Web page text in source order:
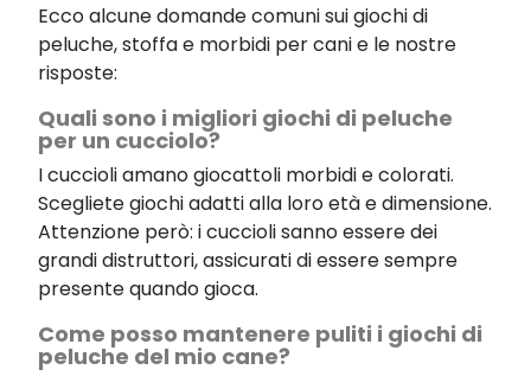
Ecco alcune domande comuni sui giochi di
peluche, stoffa e morbidi per cani e le nostre
risposte:
Quali sono i migliori giochi di peluche
per un cucciolo?
I cuccioli amano giocattoli morbidi e colorati.
Scegliete giochi adatti alla loro età e dimensione.
Attenzione però: i cuccioli sanno essere dei
grandi distruttori, assicurati di essere sempre
presente quando gioca.
Come posso mantenere puliti i giochi di
peluche del mio cane?